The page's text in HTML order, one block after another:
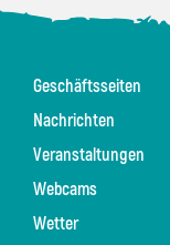
Geschäftsseiten
Nachrichten
Veranstaltungen
Webcams
Wetter